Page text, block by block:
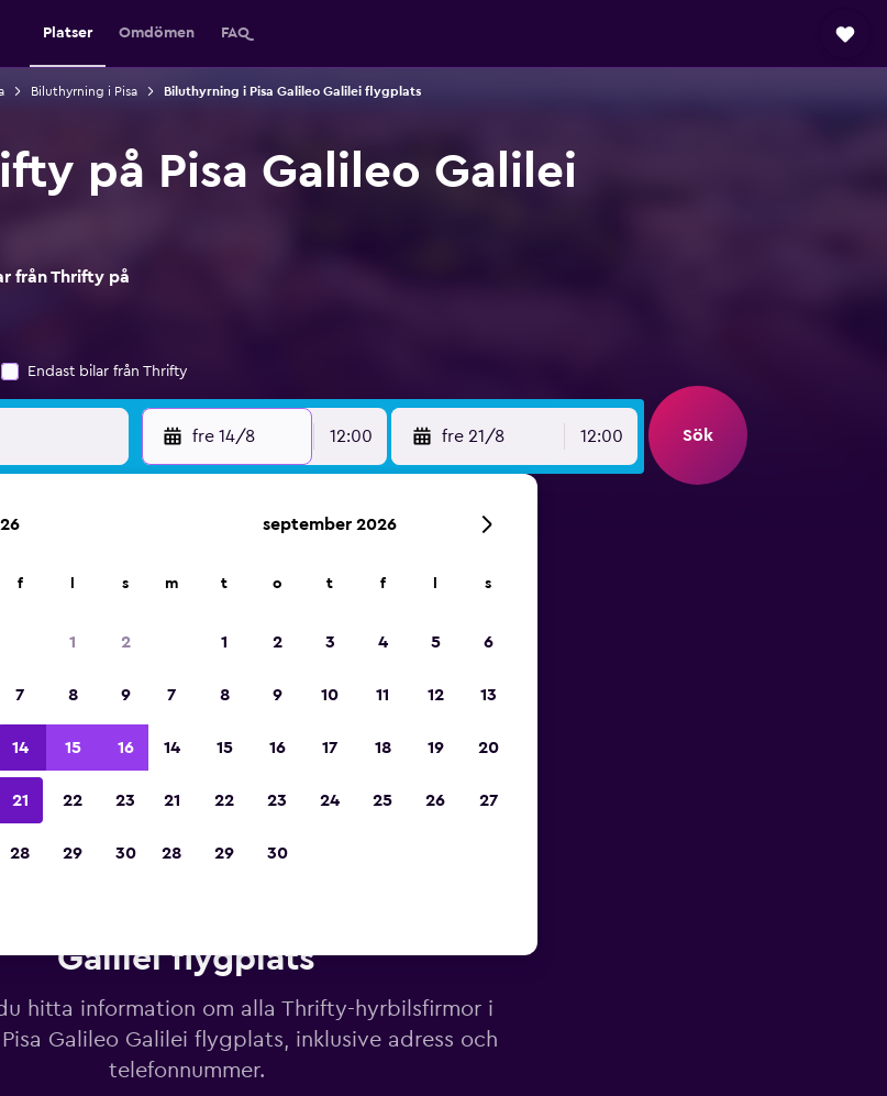
Platser Omdömen FAQ
Biluthyrning i Pisa Biluthyrning i Pisa Galileo Galilei flygplats
på Pisa Galileo Galilei
från Thrifty på
Endast bilar från Thrifty
fre 14/8 12:00 fre 21/8 12:00 Sök
2023
Galilei flygplats
hitta information om alla Thrifty-hyrbilsfirmor i
Galileo Galilei flygplats, inklusive adress och
telefonnummer.
f s
1 2
7 8 9
14 15 16
21 22 23
28 29 30
september 2026
m t o t f s
1 2 3 4 5 6
7 8 9 10 11 12 13
14 15 16 17 18 19 20
21 22 23 24 25 26 27
28 29 30